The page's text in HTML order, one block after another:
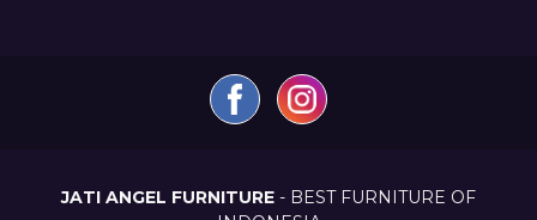
JATI ANGEL FURNITURE - BEST FURNITURE OF